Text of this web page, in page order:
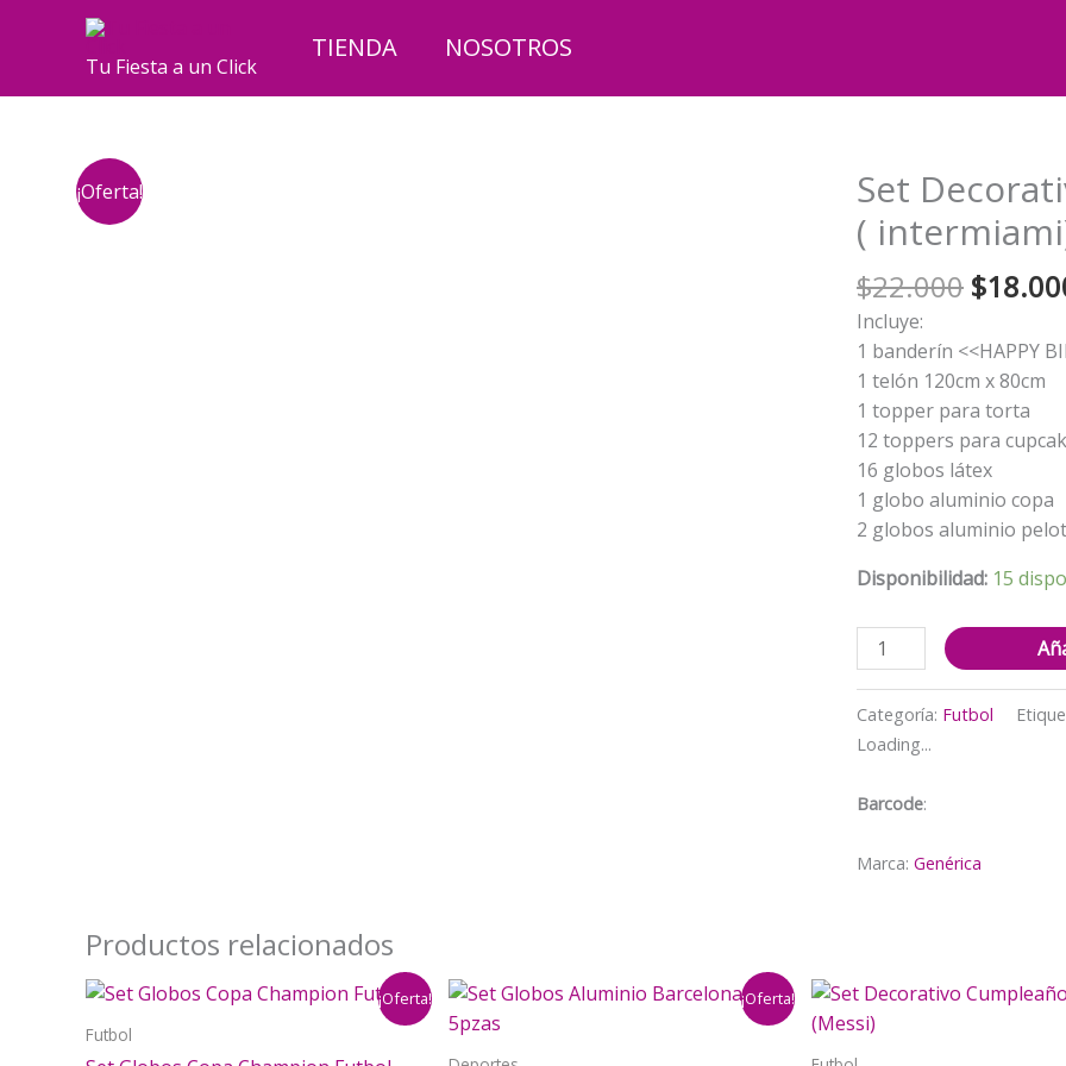
Tu Fiesta a un Click
TIENDA NOSOTROS
¡Oferta!
Set
(
$22.000 El
era:
$22.000.
$
Incluye:
1 banderín <<HAPPY
1 telón 120cm x 80cm
1 topper para torta
12 toppers para
16 globos látex
1 globo aluminio copa
2 globos aluminio
Disponibilidad: 15
Set
Decorativo
telón
Messi
(
cantidad
Categoría: Futbol
Loading...
Barcode:
Marca: Genérica
Productos relacionados
¡Oferta!
Futbol
¡Oferta!